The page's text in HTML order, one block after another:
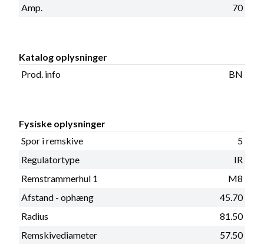
Amp.
70
Katalog oplysninger
Prod. info
BN
Fysiske oplysninger
Spor i remskive
5
Regulatortype
IR
Remstrammerhul 1
M8
Afstand - ophæng
45.70
Radius
81.50
Remskivediameter
57.50